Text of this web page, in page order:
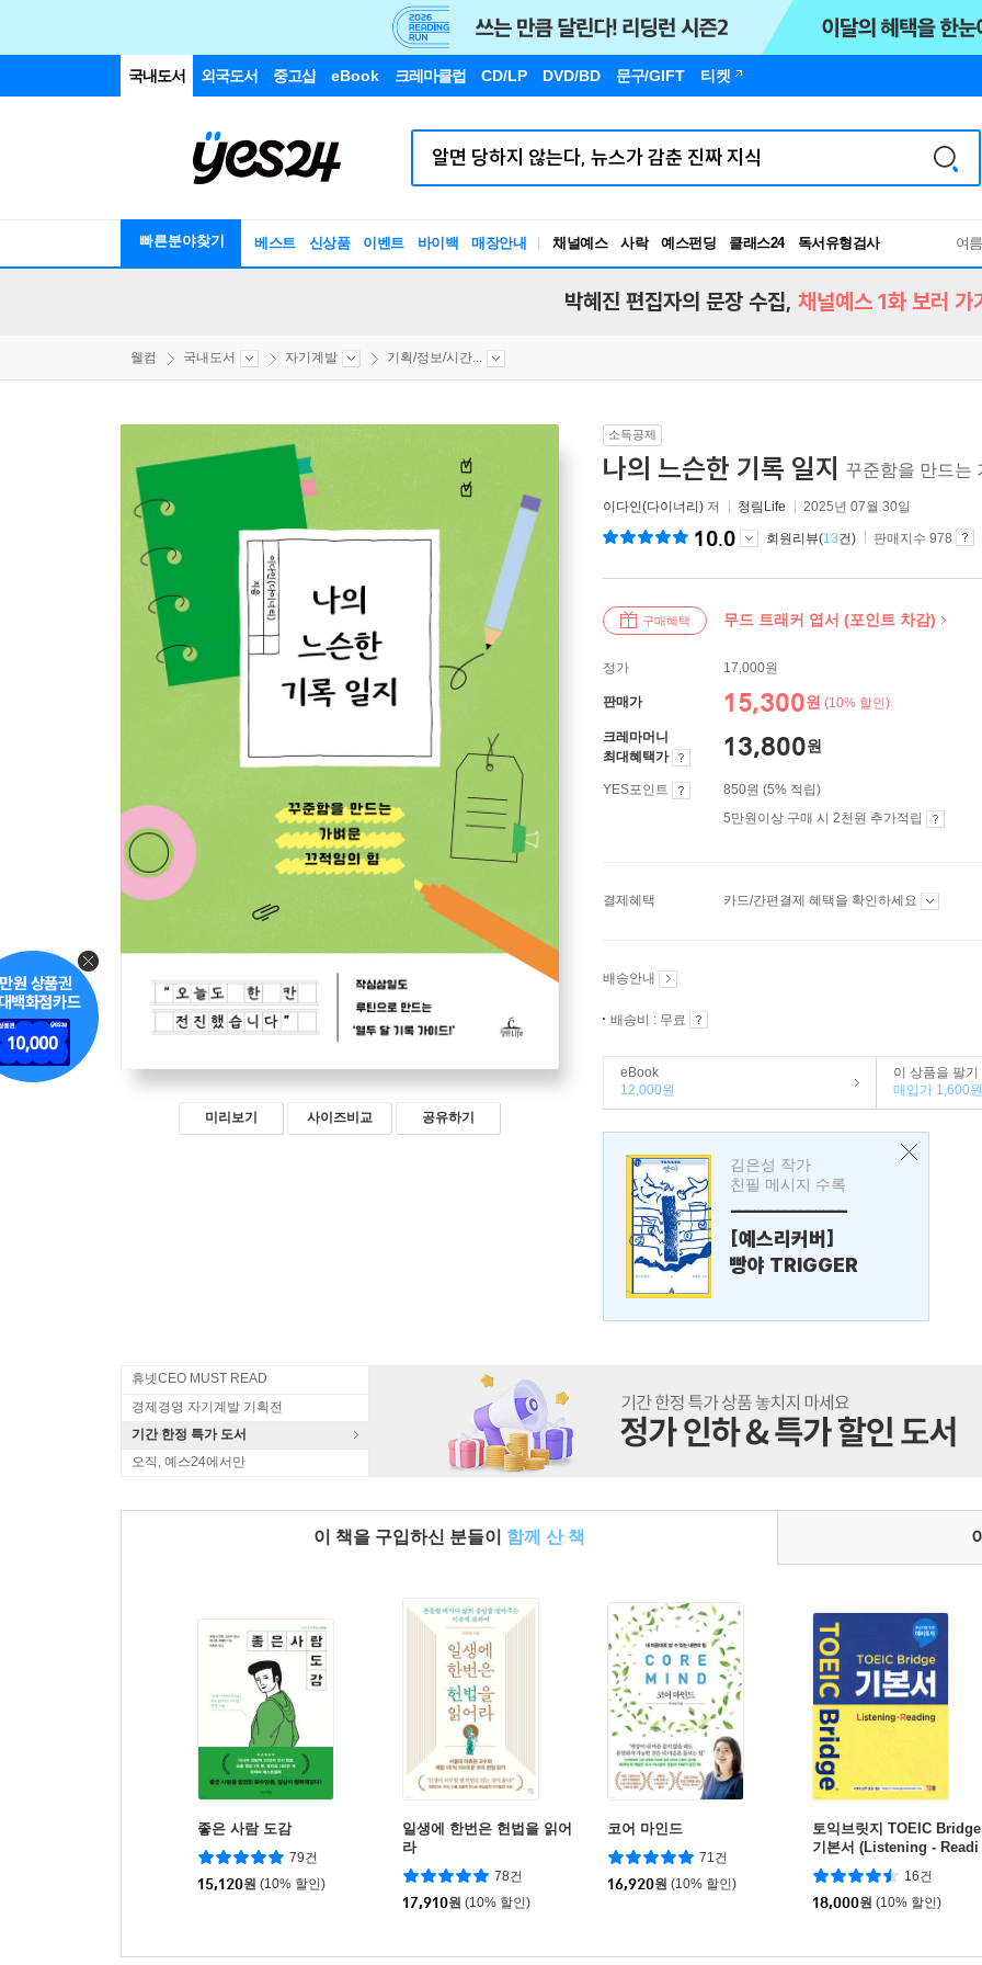
국내도서 외국도서 중고샵 eBook 크레마클럽 CD/LP DVD/BD 문구/GIFT 티켓
빠른분야찾기 베스트 신상품 이벤트 바이백 매장안내 채널예스 사락 예스펀딩 클래스24
독서유형검사
RBTI Lab
여
박혜진 편집자의 문장 수집, 채널예스 1화 보러 가
웰컴 국내도서 자기계발 기획/정보/시간...
미리보기 사이즈비교 공유하기
소득공제
나의 느슨한 기록 일지 꾸준함을 만드는
이다인(다이너리) 저 청림Life 2025년 07월 30일
10.0 회원리뷰(13건) 판매지수 978
구매혜택 무드 트래커 엽서 (포인트 차감)
정가 17,000원
판매가 15,300원 (10% 할인)
크레마머니
최대혜택가
13,800원
YES포인트
850원 (5% 적립)
5만원이상 구매 시 2천원 추가적립
결제혜택 카드/간편결제 혜택을 확인하세요
배송안내
배송비 : 무료
eBook
12,000원
이 상품을 팔기
매입가 1,600원
김은성 작가
친필 메시지 수록
---------------
[예스리커버]
빵야 TRIGGER
휴넷CEO MUST READ
경제경영 자기계발 기획전
기간 한정 특가 도서
오직, 예스24에서만
이 책을 구입하신 분들이 함께 산 책
좋은 사람 도감
79건
15,120원 (10% 할인)
일생에 한번은 헌법을 읽어
라
78건
17,910원 (10% 할인)
코어 마인드
71건
16,920원 (10% 할인)
토익브릿지 TOEIC Bridge
기본서 (Listening - Readi
ng)
16건
18,000원 (10% 할인)